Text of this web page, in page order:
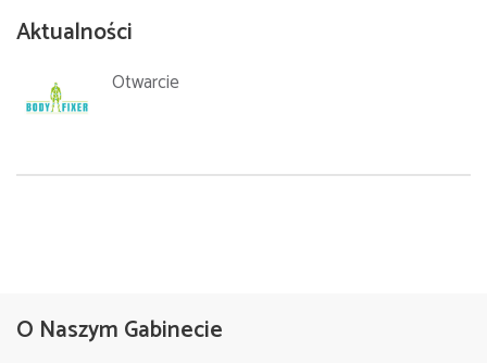
Miejsce:Częstochowa , Poland
I dzień 9:00-17:00, II dzień 9:00 – 14:00
Aktualności
Otwarcie
O Naszym Gabinecie